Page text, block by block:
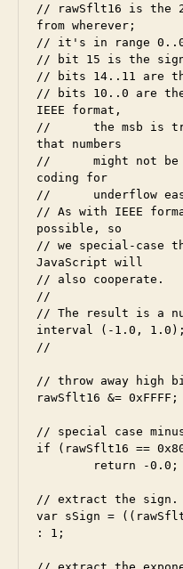
// rawSflt16 is the 2-
from wherever;
// it's in range
// bit 15 is the
// bits 14..11 are
// bits 10..0 are the
IEEE format,
// 	the msb is transmitted; this means
that numbers
//	might not be normalized, but makes
coding for
//	underflow easier.
// As with IEEE
possible, so
// we special-case
JavaScript will
// also cooperate.
//
// The result is a
interval (-1.0, 1.0);
//
// throw away high
rawSflt16 &= 0xFFFF;
// special case
if (rawSflt16 ==
// extract the sign.
var sSign =
: 1;